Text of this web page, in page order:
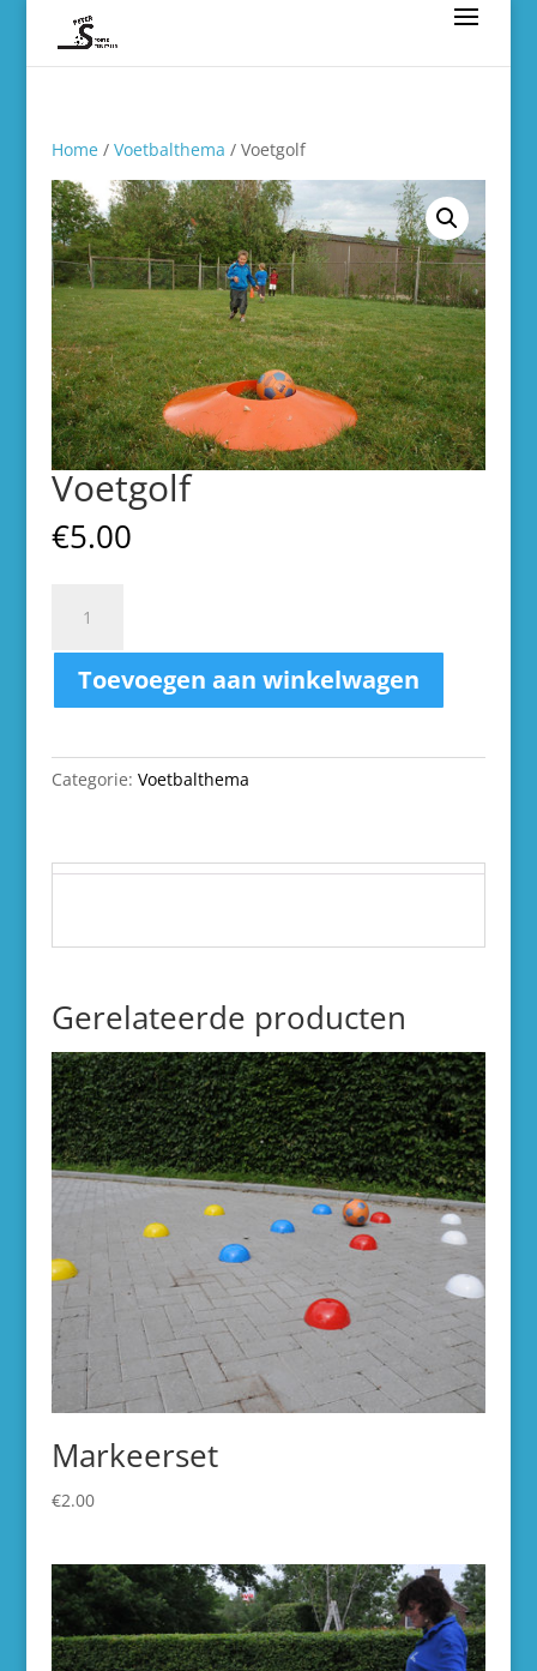
Home/ Voetbalthema / Voetgolf
Voetgolf
€5.00
aantal
Toevoegen aan winkelwagen
Categorie: Voetbalthema
Gerelateerde producten
Markeerset
€2.00